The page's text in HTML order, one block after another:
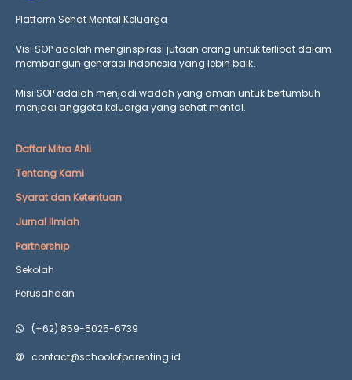
Platform Sehat Mental Keluarga
Visi SOP adalah menginspirasi jutaan orang untuk terlibat dalam
membangun generasi Indonesia yang lebih baik.
Misi SOP adalah menjadi wadah yang aman untuk bertumbuh
menjadi anggota keluarga yang sehat mental.
Daftar Mitra Ahli
Tentang Kami
Syarat dan Ketentuan
Jurnal Ilmiah
Partnership
Sekolah
Perusahaan
(+62) 859-5025-6739
contact@schoolofparenting.id